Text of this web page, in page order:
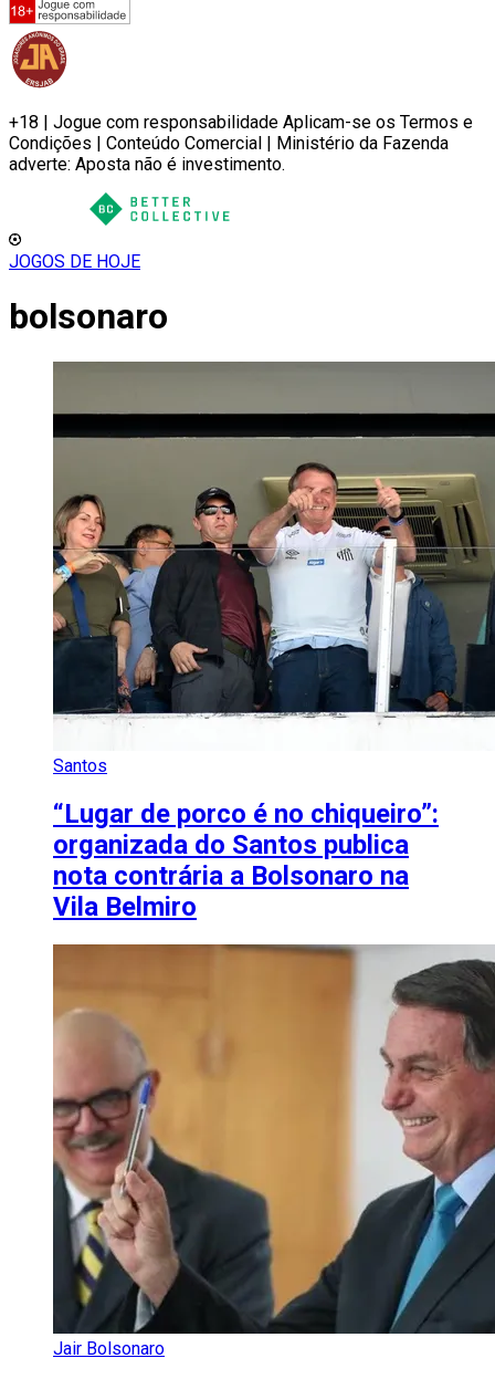
+18 | Jogue com responsabilidade Aplicam-se os Termos e
Condições | Conteúdo Comercial | Ministério da Fazenda
adverte: Aposta não é investimento.
JOGOS DE HOJE
bolsonaro
Santos
“Lugar de porco é no chiqueiro”:
organizada do Santos publica
nota contrária a Bolsonaro na
Vila Belmiro
Jair Bolsonaro